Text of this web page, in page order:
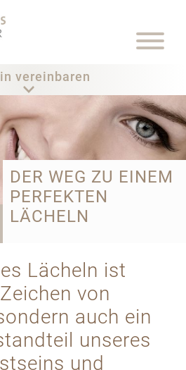
vereinbaren
DER WEG ZU EINEM
PERFEKTEN
LÄCHELN
Lächeln ist
von
auch ein
unseres
und